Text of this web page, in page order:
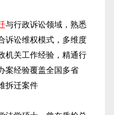
与行政诉讼领域，熟悉
诉讼维权模式，多维度
机关工作经验，精通行
案经验覆盖全国多省
拆迁案件